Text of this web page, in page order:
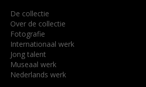
De collectie
Over de collectie
Fotografie
Internationaal werk
Jong talent
Museaal werk
Nederlands werk